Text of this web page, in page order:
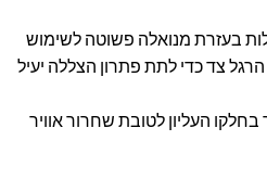
בעזרת מנואלה פשוטה לשימוש
סביב הרגל צד כדי לתת פתרון הצללה יעיל
העליון לטובת שחרור אוויר